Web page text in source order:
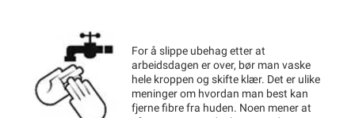
For å slippe ubehag etter at
arbeidsdagen er over, bør man vaske
hele kroppen og skifte klær. Det er ulike
meninger om hvordan man best kan
fjerne fibre fra huden. Noen mener at